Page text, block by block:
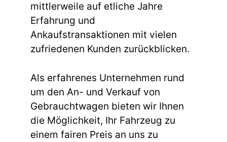
mittlerweile auf etliche Jahre
Erfahrung und
Ankaufstransaktionen mit vielen
zufriedenen Kunden zurückblicken.
Als erfahrenes Unternehmen rund
um den An- und Verkauf von
Gebrauchtwagen bieten wir Ihnen
die Möglichkeit, Ihr Fahrzeug zu
einem fairen Preis an uns zu